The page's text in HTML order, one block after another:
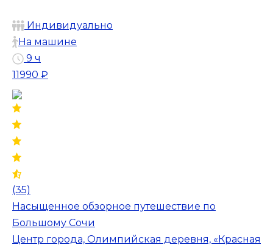
Индивидуально
На машине
9 ч
11990 ₽
(35)
Насыщенное обзорное путешествие по
Большому Сочи
Центр города, Олимпийская деревня, «Красная